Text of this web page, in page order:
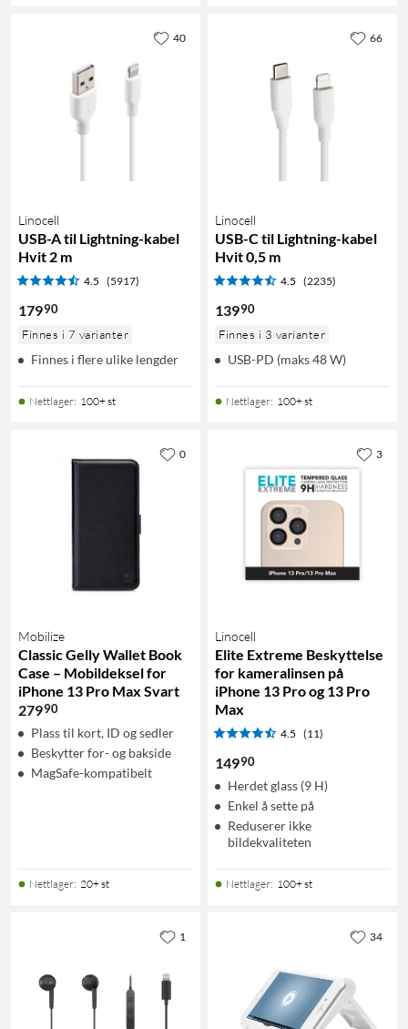
Linocell
USB-A til Lightning-kabel
Hvit 2 m
4.5 (5917)
17990
Finnes i 7 varianter
Finnes i flere ulike lengder
Nettlager: 100+ st
40
Linocell
USB-C til Lightning-kabel
Hvit 0,5 m
4.5 (2235)
13990
Finnes i 3 varianter
USB-PD (maks 48 W)
Nettlager: 100+ st
66
Mobilize
Classic Gelly Wallet Book
Case – Mobildeksel for
iPhone 13 Pro Max Svart
27990
Plass til kort, ID og sedler
Beskytter for- og bakside
MagSafe-kompatibelt
Nettlager: 20+ st
0
Linocell
Elite Extreme Beskyttelse
for kameralinsen på
iPhone 13 Pro og 13 Pro
Max
4.5 (11)
14990
Herdet glass (9 H)
Enkel å sette på
Reduserer ikke
bildekvaliteten
Nettlager: 100+ st
3
1 34